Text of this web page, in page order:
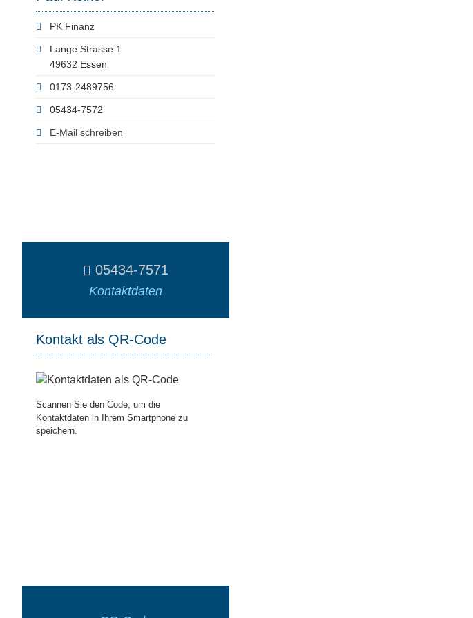
PK Finanz
Lange Strasse 1
49632 Essen
0173-2489756
05434-7572
E-Mail schreiben
05434-7571
Kontaktdaten
Kontakt als QR-Code
Scannen Sie den Code, um die
Kontaktdaten in Ihrem Smartphone zu
speichern.